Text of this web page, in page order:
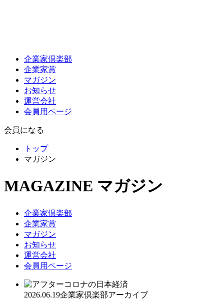
企業家倶楽部
企業家賞
マガジン
お知らせ
運営会社
会員用ページ
会員になる
トップ
マガジン
MAGAZINE マガジン
企業家倶楽部
企業家賞
マガジン
お知らせ
運営会社
会員用ページ
2026.06.19企業家倶楽部アーカイブ